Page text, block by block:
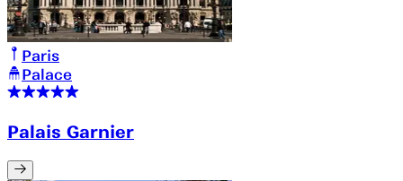
Paris
Palace
Palais Garnier